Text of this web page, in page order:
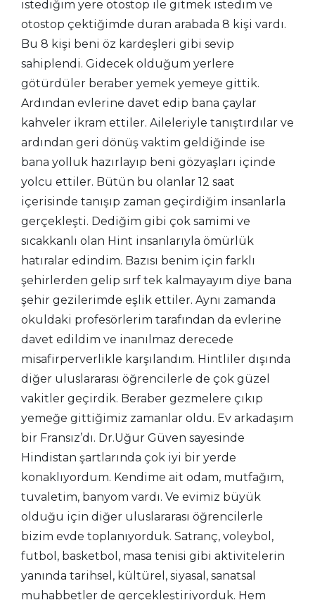
istediğim yere otostop ile gitmek istedim ve
otostop çektiğimde duran arabada 8 kişi vardı.
Bu 8 kişi beni öz kardeşleri gibi sevip
sahiplendi. Gidecek olduğum yerlere
götürdüler beraber yemek yemeye gittik.
Ardından evlerine davet edip bana çaylar
kahveler ikram ettiler. Aileleriyle tanıştırdılar ve
ardından geri dönüş vaktim geldiğinde ise
bana yolluk hazırlayıp beni gözyaşları içinde
yolcu ettiler. Bütün bu olanlar 12 saat
içerisinde tanışıp zaman geçirdiğim insanlarla
gerçekleşti. Dediğim gibi çok samimi ve
sıcakkanlı olan Hint insanlarıyla ömürlük
hatıralar edindim. Bazısı benim için farklı
şehirlerden gelip sırf tek kalmayayım diye bana
şehir gezilerimde eşlik ettiler. Aynı zamanda
okuldaki profesörlerim tarafından da evlerine
davet edildim ve inanılmaz derecede
misafirperverlikle karşılandım. Hintliler dışında
diğer uluslararası öğrencilerle de çok güzel
vakitler geçirdik. Beraber gezmelere çıkıp
yemeğe gittiğimiz zamanlar oldu. Ev arkadaşım
bir Fransız’dı. Dr.Uğur Güven sayesinde
Hindistan şartlarında çok iyi bir yerde
konaklıyordum. Kendime ait odam, mutfağım,
tuvaletim, banyom vardı. Ve evimiz büyük
olduğu için diğer uluslararası öğrencilerle
bizim evde toplanıyorduk. Satranç, voleybol,
futbol, basketbol, masa tenisi gibi aktivitelerin
yanında tarihsel, kültürel, siyasal, sanatsal
muhabbetler de gerçekleştiriyorduk. Hem